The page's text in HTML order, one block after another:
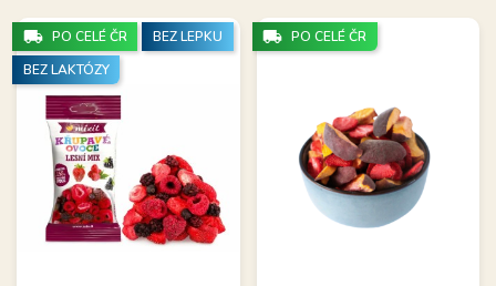
local_shipping PO CELÉ ČR
BEZ LEPKU
BEZ LAKTÓZY
local_shipping PO CELÉ ČR